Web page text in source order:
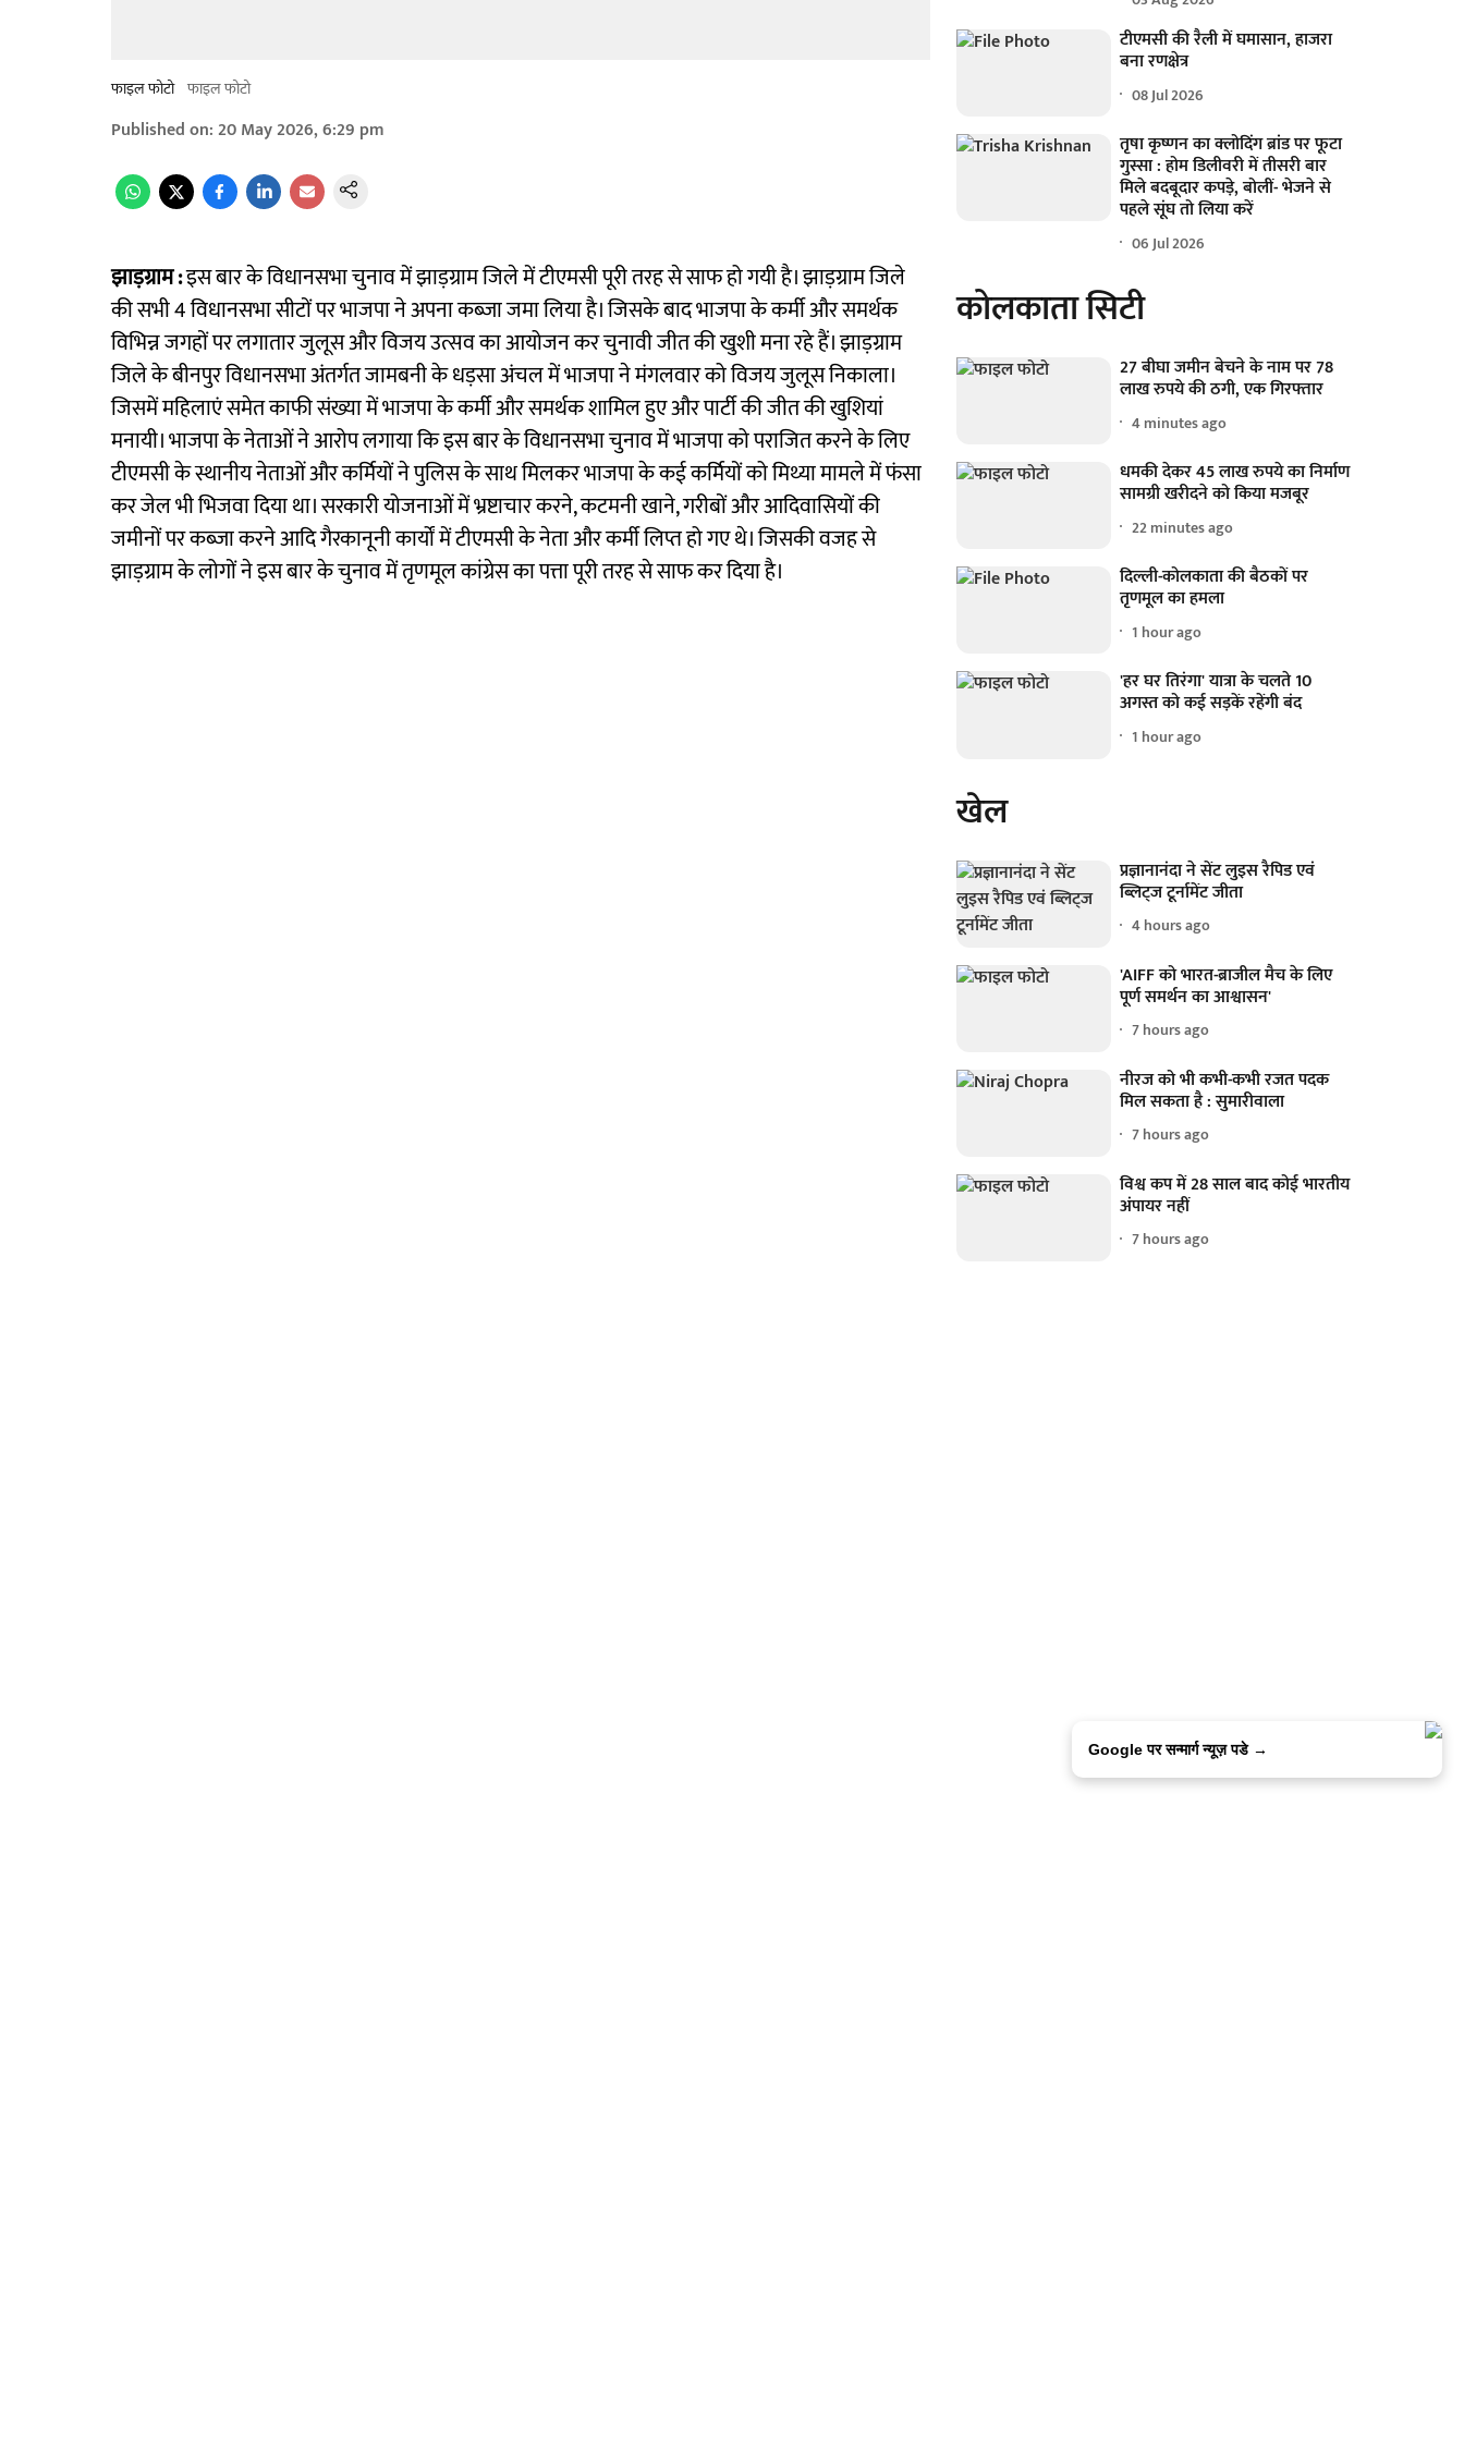
फाइल फोटो फाइल फोटो
Published on:20 May 2026, 6:29 pm
झाड़ग्राम :इस बार के विधानसभा चुनाव में झाड़ग्राम जिले में टीएमसी पूरी तरह से साफ हो गयी है। झाड़ग्राम जिले
की सभी 4 विधानसभा सीटों पर भाजपा ने अपना कब्जा जमा लिया है। जिसके बाद भाजपा के कर्मी और समर्थक
विभिन्न जगहों पर लगातार जुलूस और विजय उत्सव का आयोजन कर चुनावी जीत की खुशी मना रहे हैं। झाड़ग्राम
जिले के बीनपुर विधानसभा अंतर्गत जामबनी के धड़सा अंचल में भाजपा ने मंगलवार को विजय जुलूस निकाला।
जिसमें महिलाएं समेत काफी संख्या में भाजपा के कर्मी और समर्थक शामिल हुए और पार्टी की जीत की खुशियां
मनायी। भाजपा के नेताओं ने आरोप लगाया कि इस बार के विधानसभा चुनाव में भाजपा को पराजित करने के लिए
टीएमसी के स्थानीय नेताओं और कर्मियों ने पुलिस के साथ मिलकर भाजपा के कई कर्मियों को मिथ्या मामले में फंसा
कर जेल भी भिजवा दिया था। सरकारी योजनाओं में भ्रष्टाचार करने, कटमनी खाने, गरीबों और आदिवासियों की
जमीनों पर कब्जा करने आदि गैरकानूनी कार्यों में टीएमसी के नेता और कर्मी लिप्त हो गए थे। जिसकी वजह से
झाड़ग्राम के लोगों ने इस बार के चुनाव में तृणमूल कांग्रेस का पत्ता पूरी तरह से साफ कर दिया है।
टीएमसी की रैली में घमासान, हाजरा
बना रणक्षेत्र
08 Jul 2026
तृषा कृष्णन का क्लोदिंग ब्रांड पर फूटा
गुस्सा : होम डिलीवरी में तीसरी बार
मिले बदबूदार कपड़े, बोलीं- भेजने से
पहले सूंघ तो लिया करें
06 Jul 2026
कोलकाता सिटी
27 बीघा जमीन बेचने के नाम पर 78
लाख रुपये की ठगी, एक गिरफ्तार
4 minutes ago
धमकी देकर 45 लाख रुपये का निर्माण
सामग्री खरीदने को किया मजबूर
22 minutes ago
दिल्ली-कोलकाता की बैठकों पर
तृणमूल का हमला
1 hour ago
'हर घर तिरंगा' यात्रा के चलते 10
अगस्त को कई सड़कें रहेंगी बंद
1 hour ago
खेल
प्रज्ञानानंदा ने सेंट लुइस रैपिड एवं
ब्लिट्ज टूर्नामेंट जीता
4 hours ago
'AIFF को भारत-ब्राजील मैच के लिए
पूर्ण समर्थन का आश्वासन'
7 hours ago
नीरज को भी कभी-कभी रजत पदक
मिल सकता है : सुमारीवाला
7 hours ago
विश्व कप में 28 साल बाद कोई भारतीय
अंपायर नहीं
7 hours ago
Google पर सन्मार्ग न्यूज़ पडे →